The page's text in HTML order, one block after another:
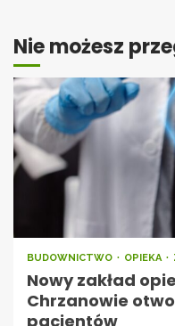
Nie możesz
BUDOWNICTWO OPIEKA
Nowy zakład
Chrzanowie
pacjentów